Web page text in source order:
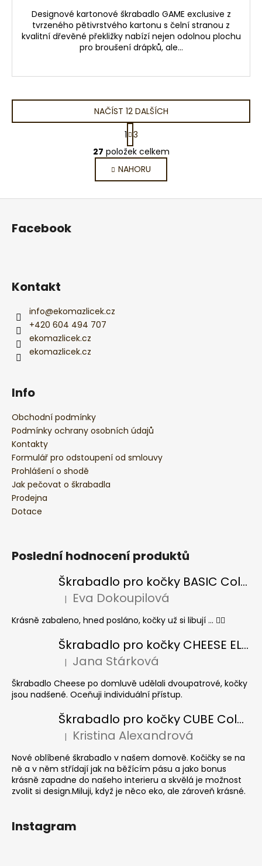
Designové kartonové škrabadlo GAME exclusive z
tvrzeného pětivrstvého kartonu s čelní stranou z
kvalitní dřevěné překližky nabízí nejen odolnou plochu
pro broušení drápků, ale...
O
v
l
á
d
NAČÍST 12 DALŠÍCH
S
t
r
á
n
k
1 3
27 položek celkem
NAHORU
Z
Facebook
Kontakt
info@ekomazlicek.cz
+420 604 494 707
ekomazlicek.cz
ekomazlicek.cz
Info
Obchodní podmínky
Podmínky ochrany osobních údajů
Kontakty
Formulář pro odstoupení od smlouvy
Prohlášení o shodě
Jak pečovat o škrabadla
Prodejna
Dotace
Poslední hodnocení produktů
Škrabadlo pro kočky BASIC Colour
Hodnocení produktu je 5 z 5 hvězdiček.
| Eva Dokoupilová
Krásně zabaleno, hned posláno, kočky už si libují ... 👍🏻
Škrabadlo pro kočky CHEESE ELIPSE colour
Hodnocení produktu je 5 z 5 hvězdiček.
| Jana Stárková
Škrabadlo Cheese po domluvě udělali dvoupatrové, kočky
jsou nadšené. Oceňuji individuální přístup.
Škrabadlo pro kočky CUBE Colour
Hodnocení produktu je 5 z 5 hvězdiček.
| Kristina Alexandrová
Nové oblíbené škrabadlo v našem domově. Kočičky se na
ně a v něm střídají jak na běžícím pásu a jako bonus
krásně zapadne do našeho interieru a skvělá je možnost
zvolit si design.Miluji, když je něco eko, ale zároveň krásné.
Instagram